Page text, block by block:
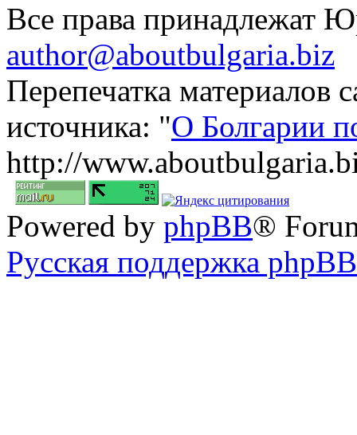
Все права принадлежат
author@aboutbulgaria.biz
Перепечатка материалов
источника: "О Болгарии
http://
Powered by phpBB®
Русская поддержка phpBB